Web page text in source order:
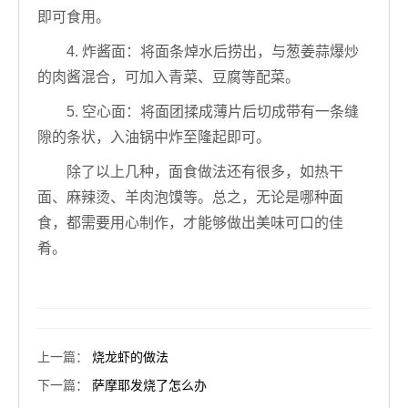
即可食用。
4. 炸酱面：将面条焯水后捞出，与葱姜蒜爆炒
的肉酱混合，可加入青菜、豆腐等配菜。
5. 空心面：将面团揉成薄片后切成带有一条缝
隙的条状，入油锅中炸至隆起即可。
除了以上几种，面食做法还有很多，如热干
面、麻辣烫、羊肉泡馍等。总之，无论是哪种面
食，都需要用心制作，才能够做出美味可口的佳
肴。
上一篇： 烧龙虾的做法
下一篇： 萨摩耶发烧了怎么办